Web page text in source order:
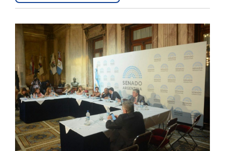
Interés
La
Deportes
Arte
y
Espectáculos
Policiales
Cartelera